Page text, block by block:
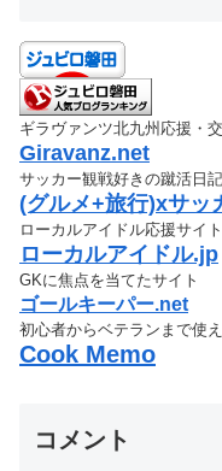
ギラヴァンツ北九州応援・
Giravanz.net
サッカー観戦好きの蹴活日記
(グルメ+旅行)xサッ
ローカルアイドル応援サイト
ローカルアイドル.jp
GKに焦点を当てたサイト
ゴールキーパー.net
初心者からベテランまで使
Cook Memo
コメント